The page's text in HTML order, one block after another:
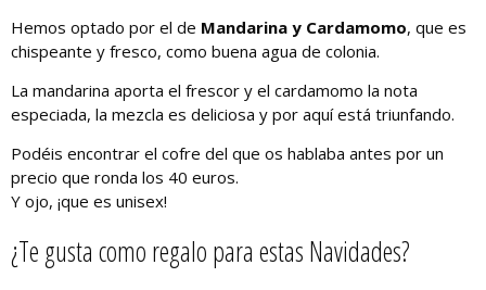
Hemos optado por el de Mandarina y Cardamomo, que es
chispeante y fresco, como buena agua de colonia.
La mandarina aporta el frescor y el cardamomo la nota
especiada, la mezcla es deliciosa y por aquí está triunfando.
Podéis encontrar el cofre del que os hablaba antes por un
precio que ronda los 40 euros.
Y ojo, ¡que es unisex!
¿Te gusta como regalo para estas Navidades?